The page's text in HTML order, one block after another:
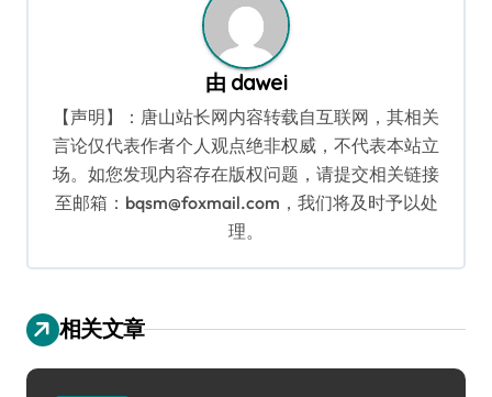
由 dawei
【声明】：唐山站长网内容转载自互联网，其相关
言论仅代表作者个人观点绝非权威，不代表本站立
场。如您发现内容存在版权问题，请提交相关链接
至邮箱：bqsm@foxmail.com，我们将及时予以处
理。
相关文章